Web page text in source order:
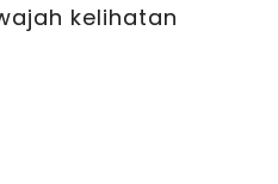
kelihatan